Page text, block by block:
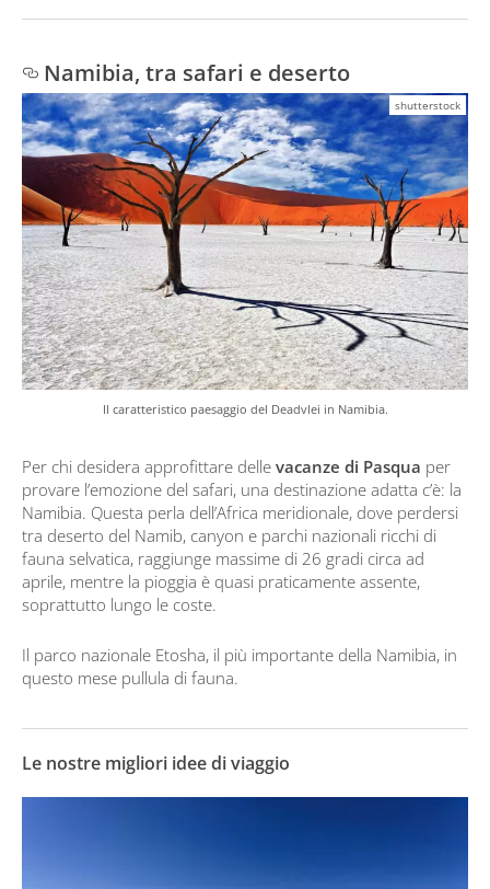
Namibia, tra safari e deserto
shutterstock
Il caratteristico paesaggio del Deadvlei in Namibia.
Per chi desidera approfittare delle vacanze di Pasqua per
provare l’emozione del safari, una destinazione adatta c’è: la
Namibia. Questa perla dell’Africa meridionale, dove perdersi
tra deserto del Namib, canyon e parchi nazionali ricchi di
fauna selvatica, raggiunge massime di 26 gradi circa ad
aprile, mentre la pioggia è quasi praticamente assente,
soprattutto lungo le coste.
Il parco nazionale Etosha, il più importante della Namibia, in
questo mese pullula di fauna.
Le nostre migliori idee di viaggio